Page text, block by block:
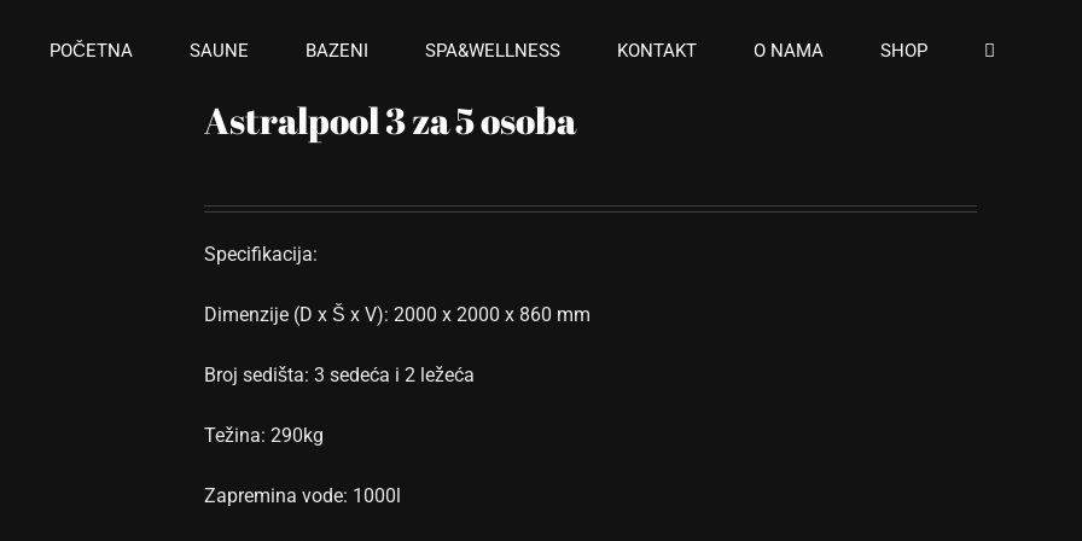
POČETNA SAUNE BAZENI SPA&WELLNESS KONTAKT O NAMA SHOP
Astralpool 3 za 5 osoba
Specifikacija:
Dimenzije (D x Š x V): 2000 x 2000 x 860 mm
Broj sedišta: 3 sedeća i 2 ležeća
Težina: 290kg
Zapremina vode: 1000l